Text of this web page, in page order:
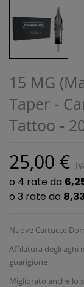
15 MG
Taper -
Tattoo -
25,00 €
Nuove Cartucce
Affilatura degli aghi
guarigione
Migliorato anche lo